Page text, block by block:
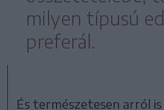
milyen típusú
preferál.
És természetesen arról